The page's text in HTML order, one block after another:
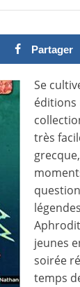
Partager
Se
éditions
très
jeunes
soirée
temps